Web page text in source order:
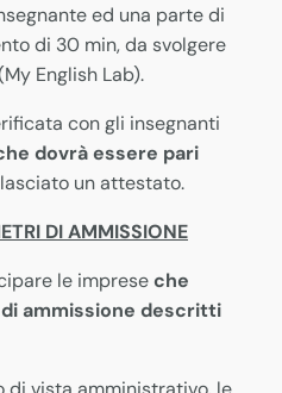
ed una parte di
di 30 min, da svolgere
English Lab).
con gli insegnanti
dovrà essere pari
un attestato.
DI AMMISSIONE
le impreseche
ammissione descritti